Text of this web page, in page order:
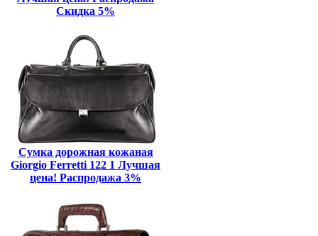
Скидка 5%
Сумка дорожная кожаная
Giorgio Ferretti 122 1 Лучшая
цена! Распродажа 3%